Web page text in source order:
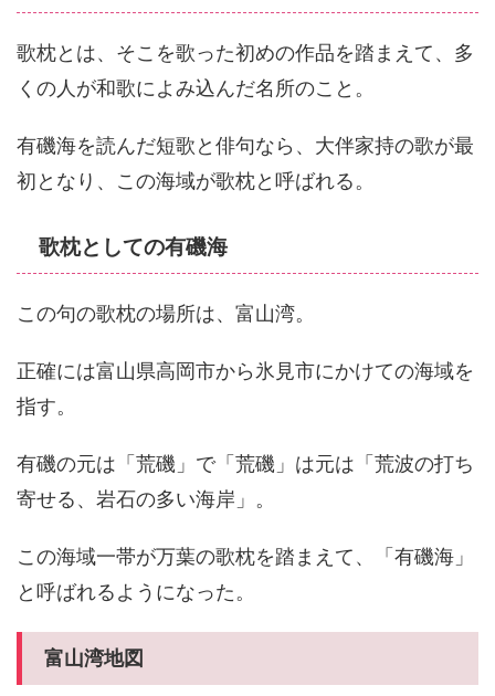
歌枕とは、そこを歌った初めの作品を踏まえて、多
くの人が和歌によみ込んだ名所のこと。
有磯海を読んだ短歌と俳句なら、大伴家持の歌が最
初となり、この海域が歌枕と呼ばれる。
歌枕としての有磯海
この句の歌枕の場所は、富山湾。
正確には富山県高岡市から氷見市にかけての海域を
指す。
有磯の元は「荒磯」で「荒磯」は元は「荒波の打ち
寄せる、岩石の多い海岸」。
この海域一帯が万葉の歌枕を踏まえて、「有磯海」
と呼ばれるようになった。
富山湾地図